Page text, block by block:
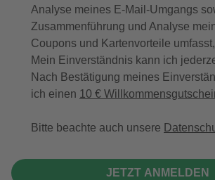
Analyse meines E-Mail-Umgangs
Zusammenführung und Analyse
Coupons und Kartenvorteile
Mein Einverständnis kann ich
Nach Bestätigung meines
ich einen 10 €
Bitte beachte auch unsere
JETZT ANMELDEN